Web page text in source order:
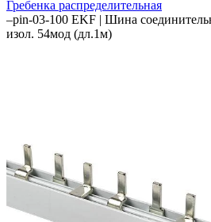
Гребенка распределительная
–pin-03-100 EKF | Шина
изол. 54мод (дл.1м)